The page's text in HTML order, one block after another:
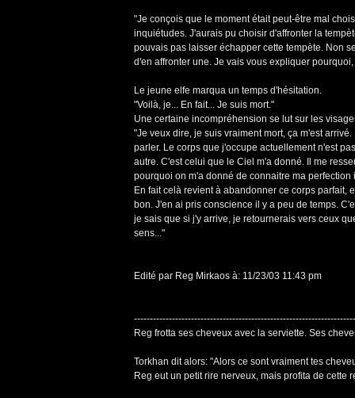
"Je conçois que le moment était peut-être mal
inquiétudes. J'aurais pu choisir d'affronter la
pouvais pas laisser échapper cette tempète. Non
d'en affronter une. Je vais vous expliquer
Le jeune elfe marqua un temps d'hésitation.
"Voilà, je... En fait... Je suis mort."
Une certaine incompréhension se lut sur les
"Je veux dire, je suis vraiment mort, ça m'est
parler. Le corps que j'occupe actuellement n'est
autre. C'est celui que le Ciel m'a donné. Il me
pourquoi on m'a donné de connaitre ma
En fait celà revient à abandonner ce corps
bon. J'en ai pris conscience il y a peu de temps.
je sais que si j'y arrive, je retournerais vers ceux
sens..."
Edité par Reg Mirkaos à: 11/23/03 11:43 pm
Reg frotta ses cheveux avec la serviette. Ses
Torkhan dit alors: "Alors ce sont vraiment tes
Reg eut un petit rire nerveux, mais profita de cette